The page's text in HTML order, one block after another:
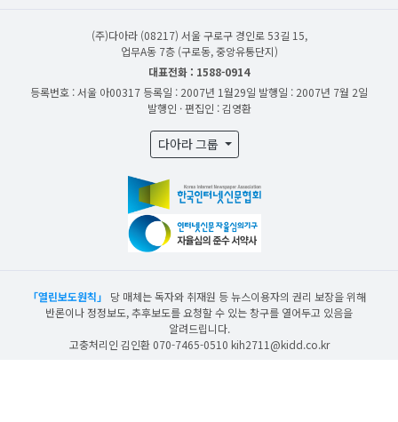
(주)다아라 (08217) 서울 구로구 경인로 53길 15,
업무A동 7층 (구로동, 중앙유통단지)
대표전화 : 1588-0914
등록번호 : 서울 아00317 등록일 : 2007년 1월29일 발행일 : 2007년 7월 2일
발행인 · 편집인 : 김영환
다아라 그룹
「열린보도원칙」
당 매체는 독자와 취재원 등 뉴스이용자의 권리 보장을 위해
반론이나 정정보도, 추후보도를 요청할 수 있는 창구를 열어두고 있음을
알려드립니다.
고충처리인 김인환 070-7465-0510 kih2711@kidd.co.kr